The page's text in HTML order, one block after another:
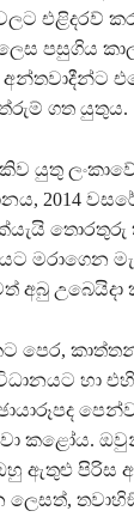
එළිදරව්
පසුගිය
අන්තවාදීන්ට
ගත යුතුය.
යුතු
2014
තොරතුරු
මරාගෙන
අබු
පෙර,
හා
කළෝය.
ඇතුළු පිරිස